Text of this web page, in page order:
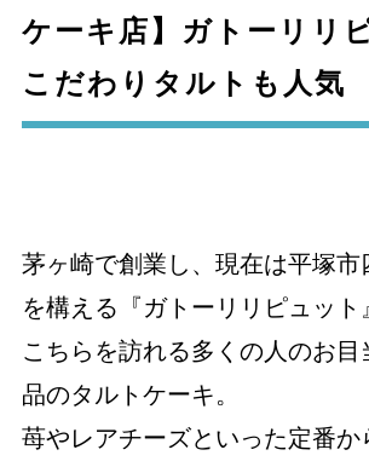
ケーキ店】ガトーリリ
こだわりタルトも人気
茅ヶ崎で創業し、現在は平塚市
を構える『ガトーリリピュット
こちらを訪れる多くの人のお目
品のタルトケーキ。
苺やレアチーズといった定番か